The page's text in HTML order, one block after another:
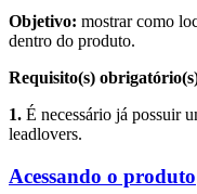
Objetivo: mostrar como
dentro do produto.
Requisito(s)
1. É necessário já possuir
leadlovers.
Acessando o produto